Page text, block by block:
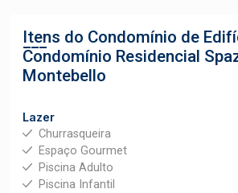
Itens do Condomínio de
Condomínio Residencial
Montebello
Lazer
Churrasqueira
Espaço Gourmet
Piscina Adulto
Piscina Infantil